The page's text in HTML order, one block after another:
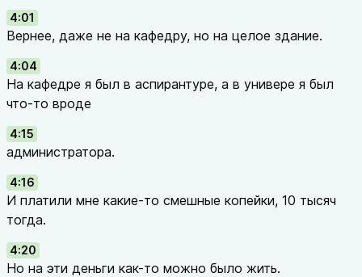
4:01
Вернее, даже не на кафедру, но на целое здание.
4:04
На кафедре я был в аспирантуре, а в универе я был
что-то вроде
4:15
администратора.
4:16
И платили мне какие-то смешные копейки, 10 тысяч
тогда.
4:20
Но на эти деньги как-то можно было жить.